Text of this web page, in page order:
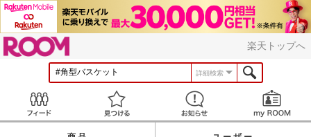
楽天トップへ
詳細検索
見つける お知らせ